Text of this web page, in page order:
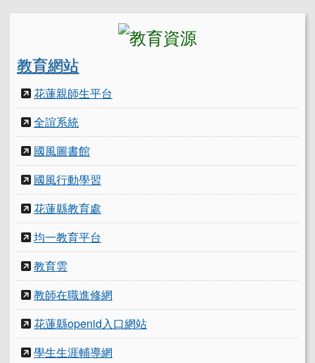
教育網站
花蓮親師生平台
全誼系統
國風圖書館
國風行動學習
花蓮縣教育處
均一教育平台
教育雲
教師在職進修網
花蓮縣openid入口網站
學生生涯輔導網